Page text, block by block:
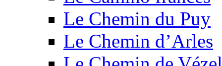
Le Chemin du Puy
Le Chemin d’Arles